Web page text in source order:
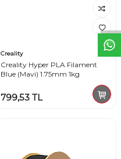
Creality
Creality Hyper PLA Filament
Blue (Mavi) 1.75mm 1kg
799,53 TL